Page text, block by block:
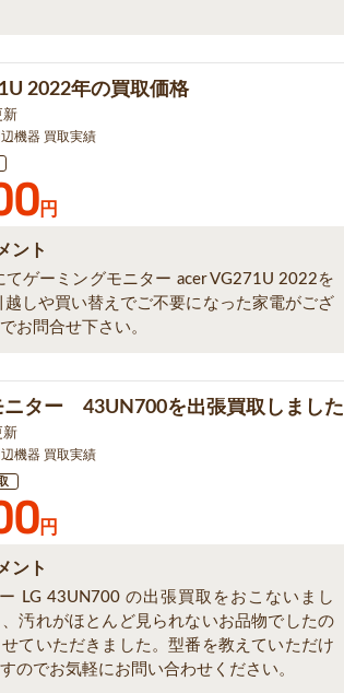
2022年の買取価格
辺機器 買取実績
円
ント
ゲーミングモニター acer VG271U 2022を
しや買い替えでご不要になった家電がござ
お問合せ下さい。
ター 43UN700を出張買取しました
辺機器 買取実績
円
ント
LG 43UN700 の出張買取をおこないまし
汚れがほとんど見られないお品物でしたの
ていただきました。型番を教えていただけ
のでお気軽にお問い合わせください。